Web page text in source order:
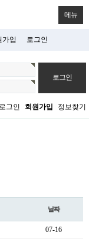
메뉴
가입 로그인
그인 회원가입 정보찾기
날짜
07-16